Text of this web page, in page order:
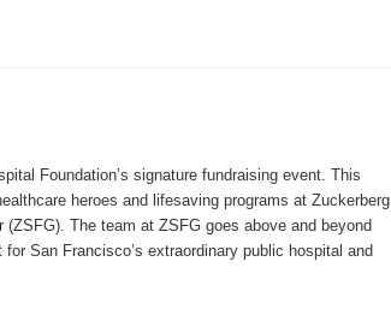
Foundation’s signature fundraising event. This
heroes and lifesaving programs at Zuckerberg
The team at ZSFG goes above and beyond
San Francisco’s extraordinary public hospital and